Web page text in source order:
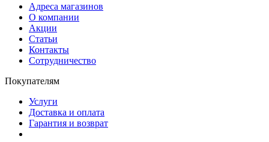
Адреса магазинов
О компании
Акции
Статьи
Контакты
Сотрудничество
Покупателям
Услуги
Доставка и оплата
Гарантия и возврат